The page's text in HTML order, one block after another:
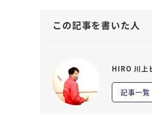
この記事を書いた人
HIRO 川上
記事一覧